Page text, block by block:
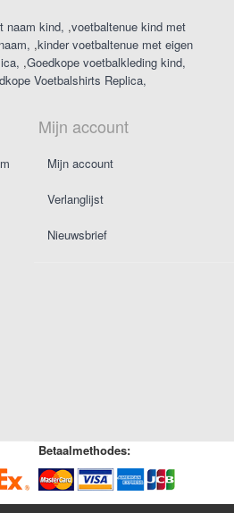
naam kind ,voetbaltenue kind met
,kinder voetbaltenue met eigen
,Goedkope voetbalkleding kind
Voetbalshirts Replica
Mijn account
Mijn account
Verlanglijst
Nieuwsbrief
Betaalmethodes: